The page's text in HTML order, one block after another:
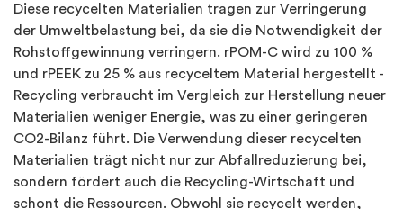
Diese recycelten Materialien tragen zur Verringerung
der Umweltbelastung bei, da sie die Notwendigkeit der
Rohstoffgewinnung verringern. rPOM-C wird zu 100 %
und rPEEK zu 25 % aus recyceltem Material hergestellt -
Recycling verbraucht im Vergleich zur Herstellung neuer
Materialien weniger Energie, was zu einer geringeren
CO2-Bilanz führt. Die Verwendung dieser recycelten
Materialien trägt nicht nur zur Abfallreduzierung bei,
sondern fördert auch die Recycling-Wirtschaft und
schont die Ressourcen. Obwohl sie recycelt werden,